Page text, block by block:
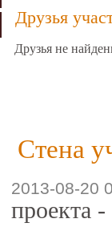
Друзья
Друзья не
Стена
2013-08-20
проекта